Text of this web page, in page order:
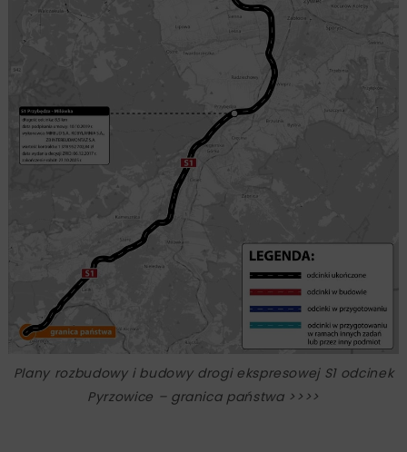
Plany rozbudowy i budowy drogi ekspresowej S1 odcinek
Pyrzowice – granica państwa >>>>